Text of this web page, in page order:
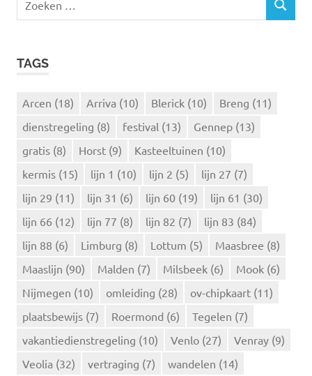
e
Z
TAGS
Arcen (18) Arriva (10) Blerick (10) Breng (11)
dienstregeling (8) festival (13) Gennep (13)
gratis (8) Horst (9) Kasteeltuinen (10)
kermis (15) lijn 1 (10) lijn 2 (5) lijn 27 (7)
lijn 29 (11) lijn 31 (6) lijn 60 (19) lijn 61 (30)
lijn 66 (12) lijn 77 (8) lijn 82 (7) lijn 83 (84)
lijn 88 (6) Limburg (8) Lottum (5) Maasbree (8)
Maaslijn (90) Malden (7) Milsbeek (6) Mook (6)
Nijmegen (10) omleiding (28) ov-chipkaart (11)
plaatsbewijs (7) Roermond (6) Tegelen (7)
vakantiedienstregeling (10) Venlo (27) Venray (9)
Veolia (32) vertraging (7) wandelen (14)